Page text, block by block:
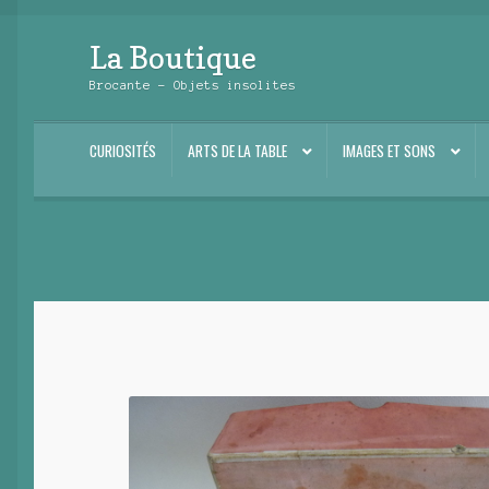
Aller
à
navigation
Aller
au
La Boutique
Brocante – Objets insolites
CURIOSITÉS ARTS DE LA TABLE IMAGES ET SONS